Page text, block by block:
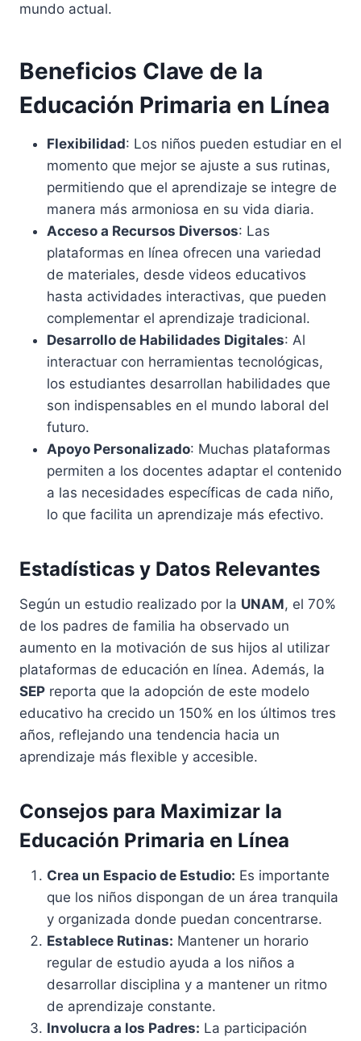
mundo actual.
Beneficios Clave de la
Educación Primaria en Línea
Flexibilidad: Los niños pueden estudiar en el
momento que mejor se ajuste a sus rutinas,
permitiendo que el aprendizaje se integre de
manera más armoniosa en su vida diaria.
Acceso a Recursos Diversos: Las
plataformas en línea ofrecen una variedad
de materiales, desde videos educativos
hasta actividades interactivas, que pueden
complementar el aprendizaje tradicional.
Desarrollo de Habilidades Digitales: Al
interactuar con herramientas tecnológicas,
los estudiantes desarrollan habilidades que
son indispensables en el mundo laboral del
futuro.
Apoyo Personalizado: Muchas plataformas
permiten a los docentes adaptar el contenido
a las necesidades específicas de cada niño,
lo que facilita un aprendizaje más efectivo.
Estadísticas y Datos Relevantes
Según un estudio realizado por la UNAM, el 70%
de los padres de familia ha observado un
aumento en la motivación de sus hijos al utilizar
plataformas de educación en línea. Además, la
SEP reporta que la adopción de este modelo
educativo ha crecido un 150% en los últimos tres
años, reflejando una tendencia hacia un
aprendizaje más flexible y accesible.
Consejos para Maximizar la
Educación Primaria en Línea
Crea un Espacio de Estudio: Es importante
que los niños dispongan de un área tranquila
y organizada donde puedan concentrarse.
Establece Rutinas: Mantener un horario
regular de estudio ayuda a los niños a
desarrollar disciplina y a mantener un ritmo
de aprendizaje constante.
Involucra a los Padres: La participación